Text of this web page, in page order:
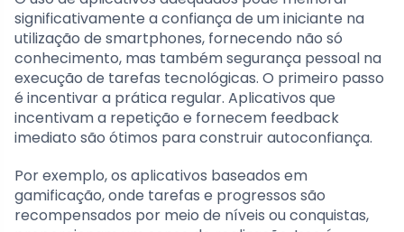
significativamente a confiança de um iniciante na
utilização de smartphones, fornecendo não só
conhecimento, mas também segurança pessoal na
execução de tarefas tecnológicas. O primeiro passo
é incentivar a prática regular. Aplicativos que
incentivam a repetição e fornecem feedback
imediato são ótimos para construir autoconfiança.
Por exemplo, os aplicativos baseados em
gamificação, onde tarefas e progressos são
recompensados por meio de níveis ou conquistas,